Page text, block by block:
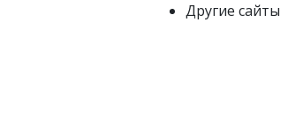
Другие сайты